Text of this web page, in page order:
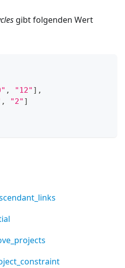
gibt folgenden Wert
, "12" ] ,
, "2" ]